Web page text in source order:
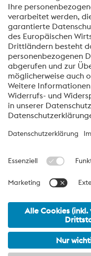
Verarbeitung Ihrer
Ihren Rechten finden
Datenschutzmitteilung.
voestalpine High
GmbH
Die voestalpine High
eine österreichische
Metals Division des
Produktsegmente und ist
Werkzeugstähle und
voestalpine Group
© 2026 voestalpine High
GmbH